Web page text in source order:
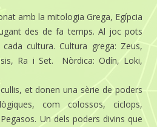
amb la mitologia Grega, Egípcia
des de fa temps. Al joc pots
cultura. Cultura grega: Zeus,
Ra i Set. Nòrdica: Odín, Loki,
et donen una sèrie de poders
com colossos, ciclops,
Un dels poders divins que